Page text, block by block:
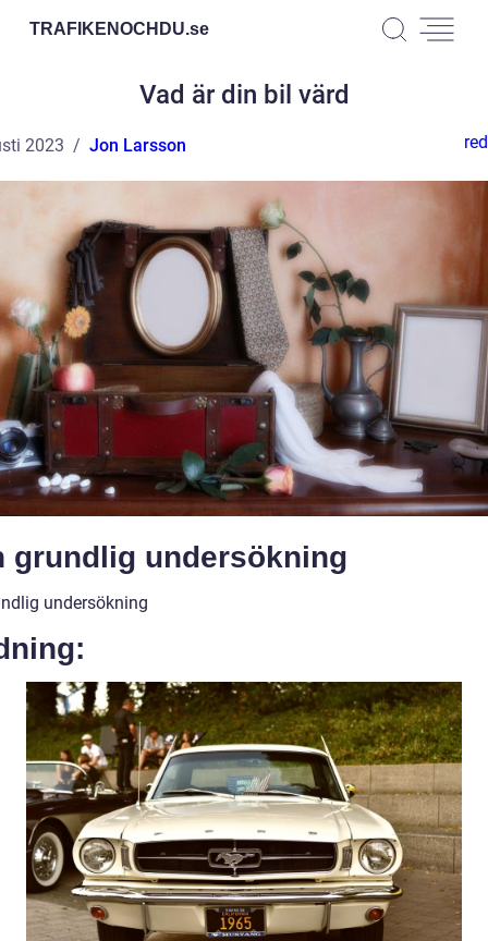
TRAFIKENOCHDU.se
Vad är din bil värd
2023 Jon Larsson
grundlig undersökning
undersökning